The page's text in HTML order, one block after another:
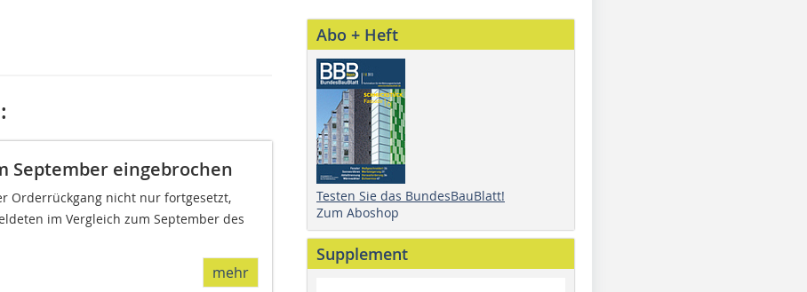
September eingebrochen
Orderrückgang nicht nur fort­gesetzt,
im Vergleich zum September des
mehr
Abo + Heft
Testen Sie das BundesBauBlatt!
Zum Aboshop
Supplement